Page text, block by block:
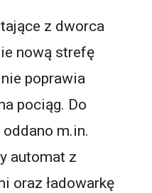
z dworca
nową strefę
poprawia
pociąg. Do
m.in.
automat z
oraz ładowarkę